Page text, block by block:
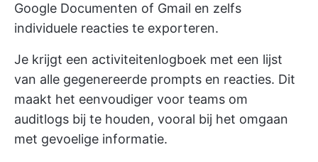
Google Documenten of Gmail en zelfs
individuele reacties te exporteren.
Je krijgt een activiteitenlogboek met een lijst
van alle gegenereerde prompts en reacties. Dit
maakt het eenvoudiger voor teams om
auditlogs bij te houden, vooral bij het omgaan
met gevoelige informatie.